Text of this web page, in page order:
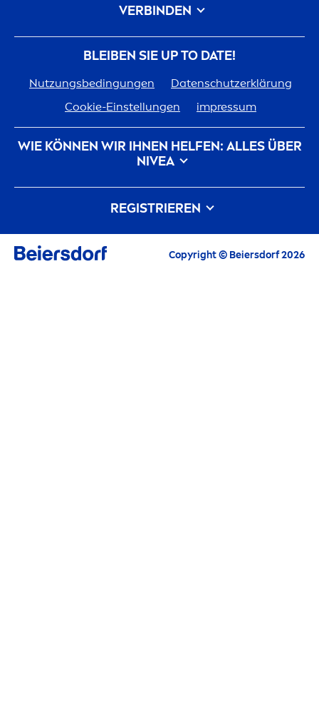
BLEIBEN SIE UP TO DATE!
Nutzungsbedingungen
Datenschutzerklärung
Cookie-Einstellungen
impressum
WIE KÖNNEN WIR IHNEN HELFEN: ALLES ÜBER
NIVEA
Markenhistorie
Karriere bei Beiersdorf
Unsere Philosophie
Kontakt
REGISTRIEREN
Alle aktuellen Highlights, Pflegetipps,
VERBINDEN
Copyright © Beiersdorf 2026